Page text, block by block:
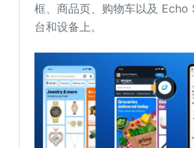
框、商品页、购物车以及 Echo
台和设备上。